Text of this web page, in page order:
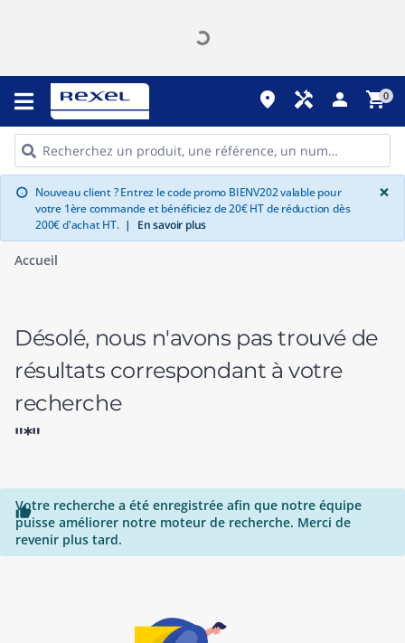
place handyman person shopping_cart0
info Nouveau client ? Entrez le code promo BIENV202 valable pour
votre 1ère commande et bénéficiez de 20€ HT de réduction dès
200€ d'achat HT. | En savoir plus
×
Accueil
Désolé, nous n'avons pas trouvé de
résultats correspondant à votre
recherche
"*"

Votre recherche a été enregistrée afin que notre équipe
puisse améliorer notre moteur de recherche. Merci de
revenir plus tard.